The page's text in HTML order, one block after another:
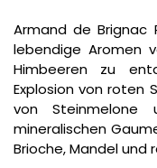
Armand de
lebendige Aromen
Himbeeren zu
Explosion von roten
von Steinmelone
mineralischen
Brioche, Mandel und